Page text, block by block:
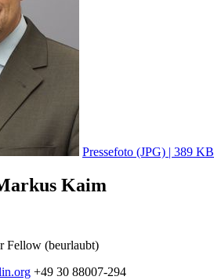
Pressefoto (JPG) | 389 KB
Kaim
Fellow (beurlaubt)
+49 30 88007-294